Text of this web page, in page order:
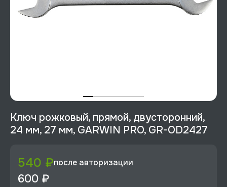
Ключ рожковый, прямой, двусторонний,
24 мм, 27 мм, GARWIN PRO, GR-OD2427
540 ₽после авторизации
600 ₽